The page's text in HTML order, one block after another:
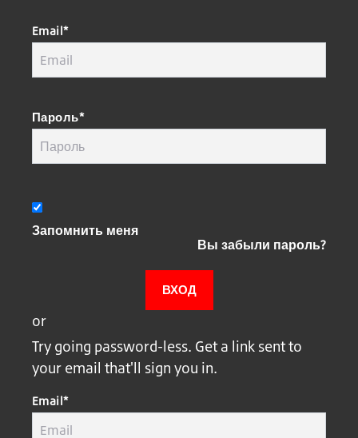
Email*
Пароль*
Запомнить меня
Вы забыли пароль?
or
Try going password-less. Get a link sent to
your email that'll sign you in.
Email*